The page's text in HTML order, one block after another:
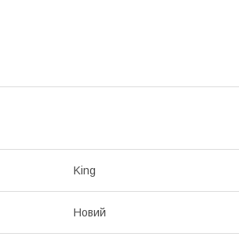
King
Новий